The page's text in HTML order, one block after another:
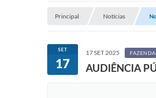
Principal Notícias
SET
17
17 SET 2025 FAZENDA
AUDIÊNCIA